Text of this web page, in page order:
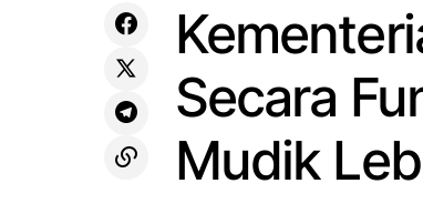
Secara
Mudik